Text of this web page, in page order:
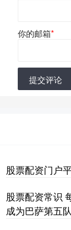
你的邮箱*
提交评论
股票配资门户
股票配资常识
成为巴萨第五